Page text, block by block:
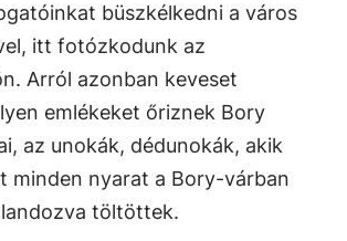
büszkélkedni a város
itt fotózkodunk az
Arról azonban keveset
emlékeket őriznek Bory
az unokák, dédunokák, akik
minden nyarat a Bory-várban
töltöttek.